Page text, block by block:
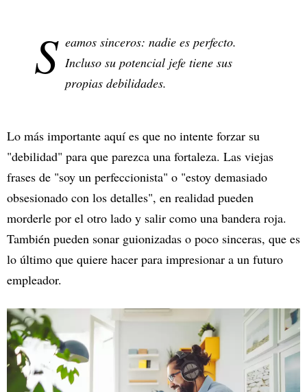
S eamos sinceros: nadie es perfecto.
Incluso su potencial jefe tiene sus
propias debilidades.
Lo más importante aquí es que no intente forzar su
"debilidad" para que parezca una fortaleza. Las viejas
frases de "soy un perfeccionista" o "estoy demasiado
obsesionado con los detalles", en realidad pueden
morderle por el otro lado y salir como una bandera roja.
También pueden sonar guionizadas o poco sinceras, que es
lo último que quiere hacer para impresionar a un futuro
empleador.